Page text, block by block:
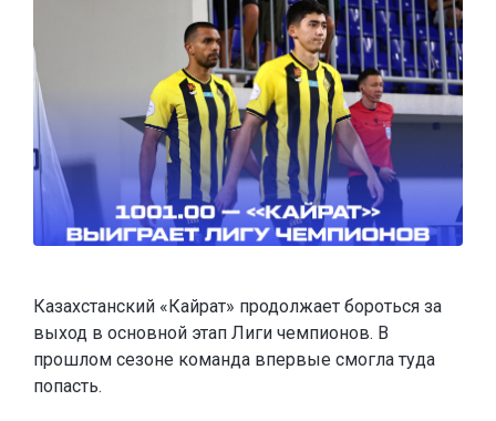
Казахстанский «Кайрат» продолжает бороться за
выход в основной этап Лиги чемпионов. В
прошлом сезоне команда впервые смогла туда
попасть.